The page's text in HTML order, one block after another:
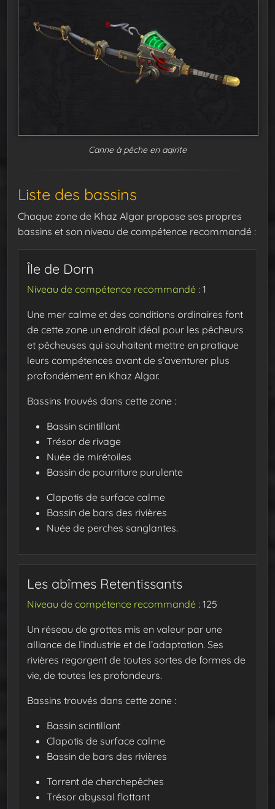
Canne à pêche en aqirite
Liste des bassins
Chaque zone de Khaz Algar propose ses propres
bassins et son niveau de compétence recommandé :
Île de Dorn
Niveau de compétence recommandé : 1
Une mer calme et des conditions ordinaires font
de cette zone un endroit idéal pour les pêcheurs
et pêcheuses qui souhaitent mettre en pratique
leurs compétences avant de s’aventurer plus
profondément en Khaz Algar.
Bassins trouvés dans cette zone :
Bassin scintillant
Trésor de rivage
Nuée de mirétoiles
Bassin de pourriture purulente
Clapotis de surface calme
Bassin de bars des rivières
Nuée de perches sanglantes.
Les abîmes Retentissants
Niveau de compétence recommandé : 125
Un réseau de grottes mis en valeur par une
alliance de l’industrie et de l’adaptation. Ses
rivières regorgent de toutes sortes de formes de
vie, de toutes les profondeurs.
Bassins trouvés dans cette zone :
Bassin scintillant
Clapotis de surface calme
Bassin de bars des rivières
Torrent de cherchepêches
Trésor abyssal flottant